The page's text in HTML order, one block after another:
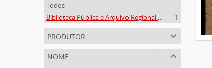
Todos
Biblioteca Pública e Arquivo Regional de Ponta Delgada
1
produtor
nome